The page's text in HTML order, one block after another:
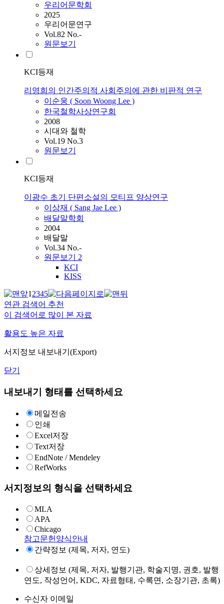
우리어문학회
2025
우리어문연구
Vol.82 No.-
원문보기
KCI등재
리영희의 인간주의적 사회주의에 관한 비판적 연구
이순웅 ( Soon Woong Lee )
한국철학사상연구회
2008
시대와 철학
Vol.19 No.3
원문보기
KCI등재
이광수 초기 단편소설의 모티프 양상연구
이상재 ( Sang Jae Lee )
배달말학회
2004
배달말
Vol.34 No.-
원문보기 2
KCI
KISS
12345
연관 검색어 추천
이 검색어로 많이 본 자료
활용도 높은 자료
서지정보 내보내기(Export)
닫기
내보내기 형태를 선택하세요
메일전송
인쇄
Excel저장
Text저장
EndNote / Mendeley
RefWorks
서지정보의 형식을 선택하세요
MLA
APA
Chicago
참고문헌양식안내
간략정보 (제목, 저자, 연도)
상세정보 (제목, 저자, 발행기관, 학술지명, 권호, 발행
연도, 작성언어, KDC, 자료형태, 수록면, 소장기관, 초록)
수신자 이메일